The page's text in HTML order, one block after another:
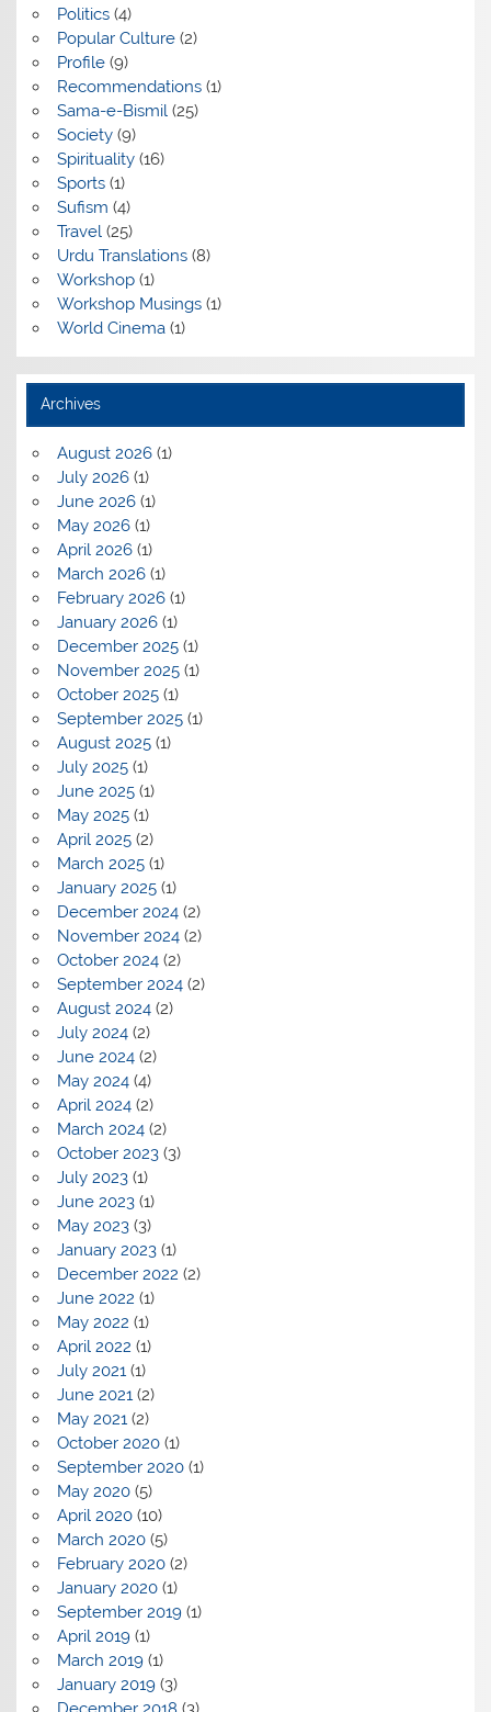
Politics(4)
Popular Culture(2)
Profile(9)
Recommendations(1)
Sama-e-Bismil(25)
Society(9)
Spirituality(16)
Sports(1)
Sufism (4)
Travel(25)
Urdu Translations(8)
Workshop(1)
Workshop Musings(1)
World Cinema(1)
Archives
August 2026(1)
July 2026(1)
June 2026(1)
May 2026(1)
April 2026(1)
March 2026(1)
February 2026(1)
January 2026(1)
December 2025(1)
November 2025(1)
October 2025(1)
September 2025(1)
August 2025(1)
July 2025(1)
June 2025(1)
May 2025(1)
April 2025(2)
March 2025(1)
January 2025(1)
December 2024(2)
November 2024(2)
October 2024(2)
September 2024(2)
August 2024(2)
July 2024(2)
June 2024(2)
May 2024(4)
April 2024(2)
March 2024(2)
October 2023(3)
July 2023(1)
June 2023(1)
May 2023(3)
January 2023(1)
December 2022 (2)
June 2022 (1)
May 2022 (1)
April 2022 (1)
July 2021(1)
June 2021(2)
May 2021(2)
October 2020(1)
September 2020(1)
May 2020(5)
April 2020(10)
March 2020(5)
February 2020(2)
January 2020(1)
September 2019(1)
April 2019(1)
March 2019(1)
January 2019(3)